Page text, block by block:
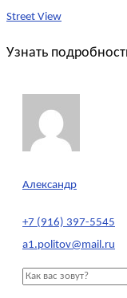
Street View
Узнать
Александр
+7 (916) 397-5545
a1.politov@mail.ru